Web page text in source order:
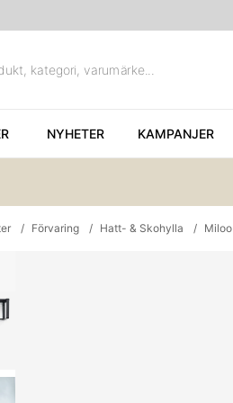
NYHETER KAMPANJER
Förvaring Hatt- & Skohylla Miloo